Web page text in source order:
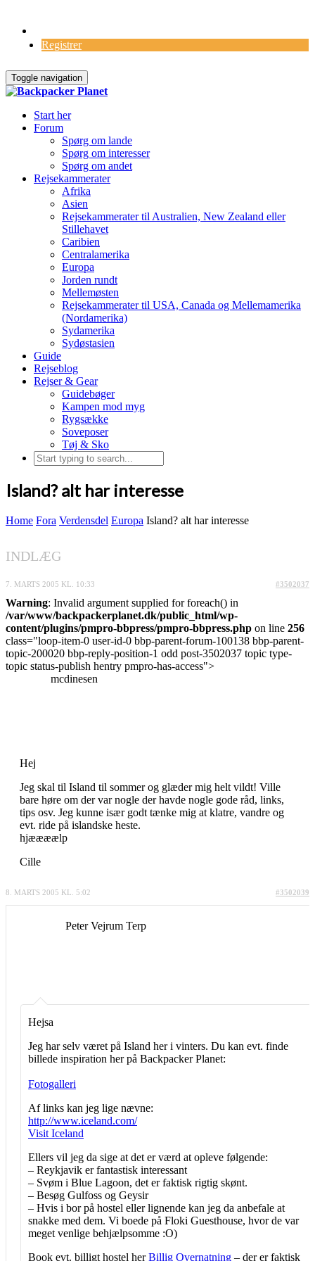
Registrer
Toggle navigation
Start her
Forum
Spørg om lande
Spørg om interesser
Spørg om andet
Rejsekammerater
Afrika
Asien
Rejsekammerater til Australien, New Zealand eller
Stillehavet
Caribien
Centralamerika
Europa
Jorden rundt
Mellemøsten
Rejsekammerater til USA, Canada og Mellemamerika
(Nordamerika)
Sydamerika
Sydøstasien
Guide
Rejseblog
Rejser & Gear
Guidebøger
Kampen mod myg
Rygsække
Soveposer
Tøj & Sko
Island? alt har interesse
Home Fora Verdensdel Europa Island? alt har interesse
INDLÆG
7. MARTS 2005 KL. 10:33 #3502037
Warning: Invalid argument supplied for foreach() in
/var/www/backpackerplanet.dk/public_html/wp-
content/plugins/pmpro-bbpress/pmpro-bbpress.php on line 256
class="loop-item-0 user-id-0 bbp-parent-forum-100138 bbp-parent-
topic-200020 bbp-reply-position-1 odd post-3502037 topic type-
topic status-publish hentry pmpro-has-access">
mcdinesen
Hej
Jeg skal til Island til sommer og glæder mig helt vildt! Ville
bare høre om der var nogle der havde nogle gode råd, links,
tips osv. Jeg kunne især godt tænke mig at klatre, vandre og
evt. ride på islandske heste.
hjæææælp
Cille
8. MARTS 2005 KL. 5:02 #3502039
Peter Vejrum Terp
Hejsa
Jeg har selv været på Island her i vinters. Du kan evt. finde
billede inspiration her på Backpacker Planet:
Fotogalleri
Af links kan jeg lige nævne:
http://www.iceland.com/
Visit Iceland
Ellers vil jeg da sige at det er værd at opleve følgende:
– Reykjavik er fantastisk interessant
– Svøm i Blue Lagoon, det er faktisk rigtig skønt.
– Besøg Gulfoss og Geysir
– Hvis i bor på hostel eller lignende kan jeg da anbefale at
snakke med dem. Vi boede på Floki Guesthouse, hvor de var
meget venlige behjælpsomme :O)
Book evt. billigt hostel herBillig Overnatning – der er faktisk